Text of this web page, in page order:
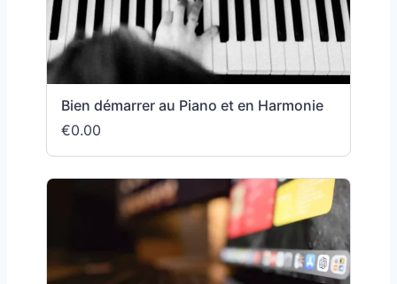
Bien démarrer au Piano et en Harmonie
€0.00